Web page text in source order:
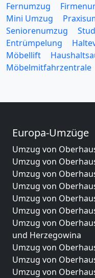
Fernumzug
Mini Umzug
Seniorenumzug
Entrümpelung
Möbellift
Möbelmitfahrzentrale
Europa-Umzüge
Umzug von
Umzug von
Umzug von
Umzug von
Umzug von
Umzug von
Umzug von
und Herzegowina
Umzug von
Umzug von
Umzug von